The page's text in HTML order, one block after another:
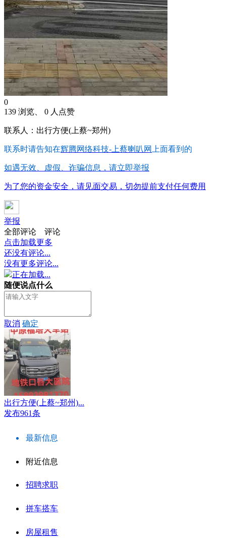
0
139 浏览、 0 人点赞
联系人：出行方便(上蔡~郑州)
联系时请告知在辉腾网络科技-上蔡喇叭网 上面看到的
如遇无效、虚假、诈骗信息，请立即举报
为了您的资金安全，请见面交易，切勿提前支付任何费用
举报
全部评论
评论
点击加载更多
还没有评论...
没有更多评论...
正在加载...
随便说点什么
取消 确定
出行方便(上蔡~郑州)...
发布961条
最新信息
附近信息
招聘求职
拼车搭车
房屋租售